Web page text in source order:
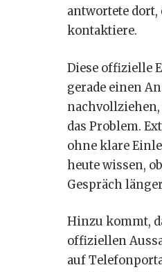
antwortete
kontaktiere.
Diese offizielle
gerade einen
nachvollziehen,
das Problem.
ohne klare
heute wissen,
Gespräch
Hinzu kommt,
offiziellen
auf